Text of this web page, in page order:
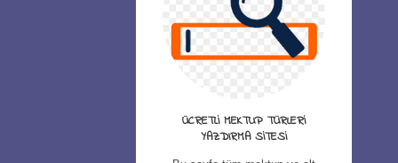
ÜCRETLI MEKTUP TÜRLERI
YAZDIRMA SITESI